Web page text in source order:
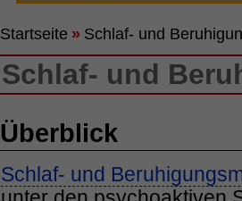
Startseite » Schlaf- und
Schlaf- und
Überblick
Schlaf- und